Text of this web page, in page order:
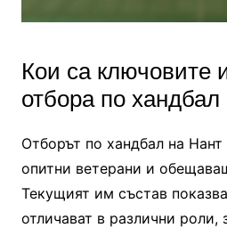
Кои са ключовите
отбора по
Отборът по хандбал на
опитни ветерани и
Текущият им състав
отличават в различни роли,